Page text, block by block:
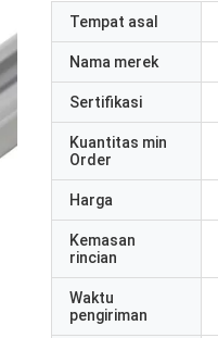
Tempat asal
Nama merek
Sertifikasi
Kuantitas min
Order
Harga
Kemasan
rincian
Waktu
pengiriman